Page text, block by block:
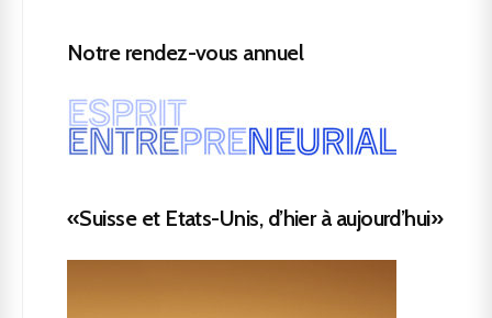
Notre rendez-vous annuel
«Suisse et Etats-Unis, d’hier à aujourd’hui»